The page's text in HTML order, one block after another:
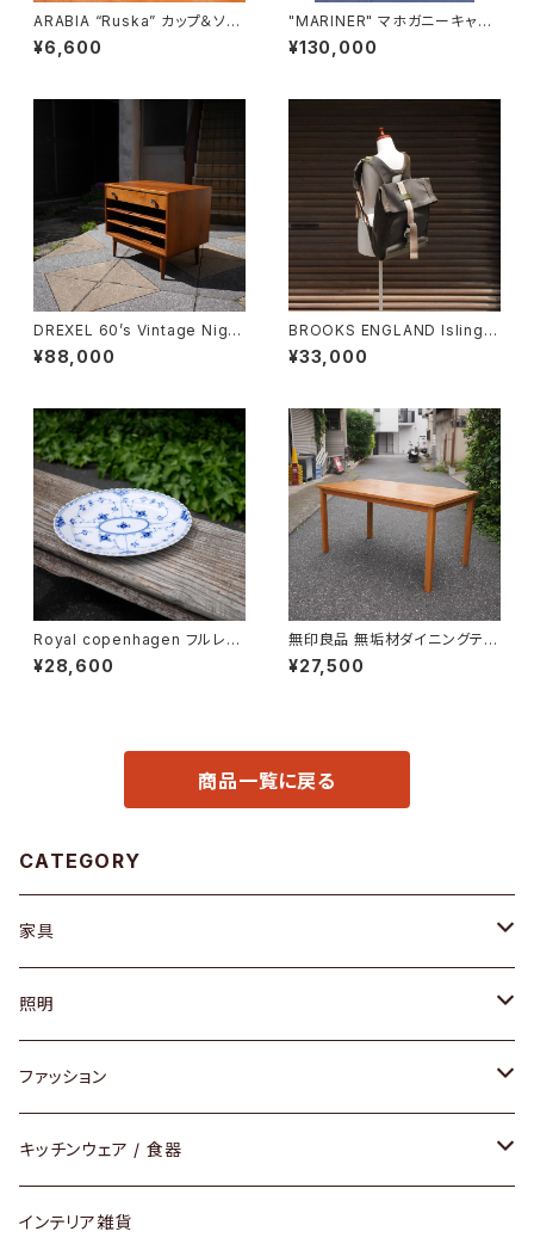
ARABIA “Ruska” カップ＆ソー
サー
¥6,600
"MARINER" マホガニーキャビ
ネット
¥130,000
DREXEL 60’s Vintage Night
table
¥88,000
BROOKS ENGLAND Islingto
n Rucksack
¥33,000
Royal copenhagen フルレー
ス オーバルディッシュ
¥28,600
無印良品 無垢材ダイニングテー
ブル
¥27,500
商品一覧に戻る
CATEGORY
家具
ソファ / ベンチ
チェア / スツール
ダイニングセット / ダイニングテーブル
ローテーブル / サイドテーブル
照明
ペンダントライト
テーブルランプ / デスクスタンド
フロアライト
ファッション
アクセサリー
リング
財布
キッチンウェア / 食器
グラス / タンブラー
インテリア雑貨